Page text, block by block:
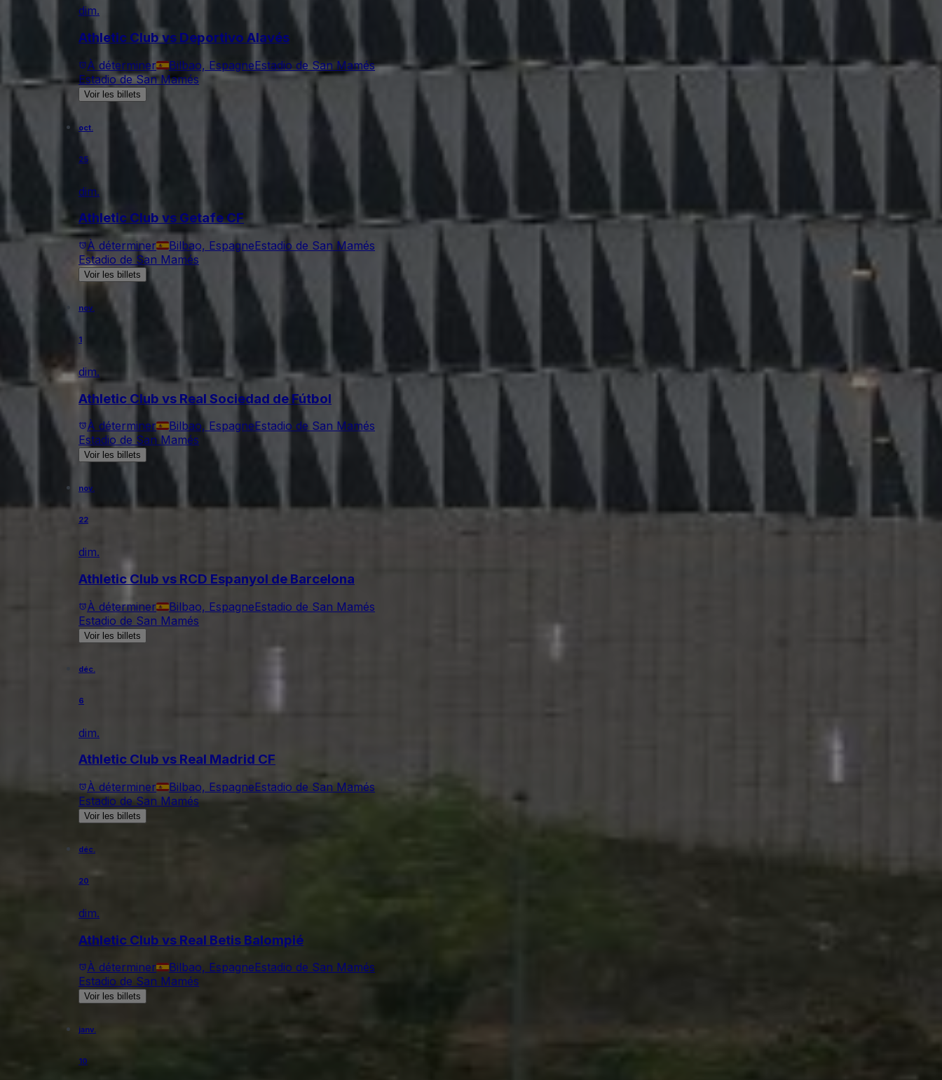
dim.
Athletic Club vs Deportivo Alavés
À déterminer Bilbao, EspagneEstadio de San Mamés
Estadio de San Mamés
Voir les billets
oct.
25
dim.
Athletic Club vs Getafe CF
À déterminer Bilbao, EspagneEstadio de San Mamés
Estadio de San Mamés
Voir les billets
nov.
1
dim.
Athletic Club vs Real Sociedad de Fútbol
À déterminer Bilbao, EspagneEstadio de San Mamés
Estadio de San Mamés
Voir les billets
nov.
22
dim.
Athletic Club vs RCD Espanyol de Barcelona
À déterminer Bilbao, EspagneEstadio de San Mamés
Estadio de San Mamés
Voir les billets
déc.
6
dim.
Athletic Club vs Real Madrid CF
À déterminer Bilbao, EspagneEstadio de San Mamés
Estadio de San Mamés
Voir les billets
déc.
20
dim.
Athletic Club vs Real Betis Balompié
À déterminer Bilbao, EspagneEstadio de San Mamés
Estadio de San Mamés
Voir les billets
janv.
10